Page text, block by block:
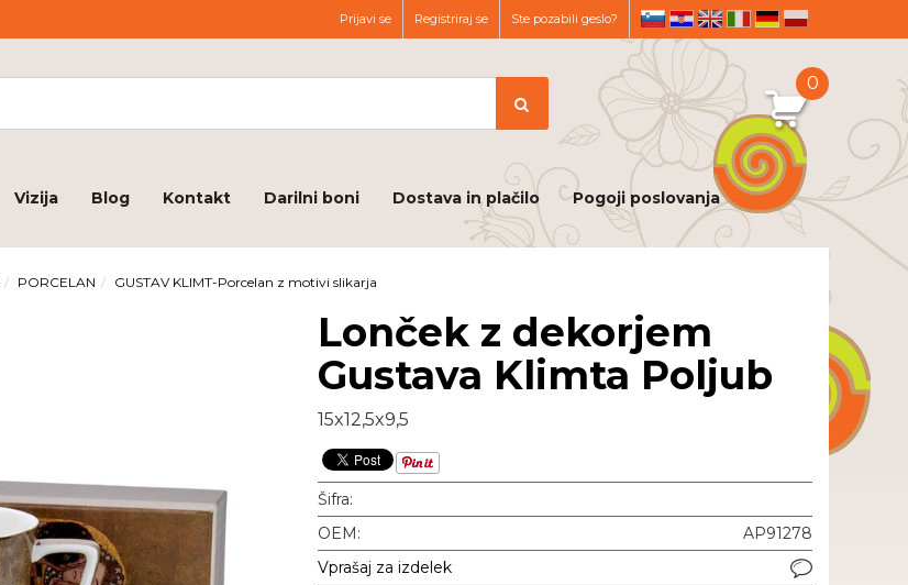
sl hr en de pl
Prijavi se Registriraj se Ste pozabili geslo?
0
Vizija Blog Kontakt Darilni boni Dostava in plačilo Pogoji poslovanja
PORCELAN GUSTAV KLIMT-Porcelan z motivi slikarja
Lonček z dekorjem
Gustava Klimta Poljub
15x12,5x9,5
Šifra:
OEM:
AP91278
Vprašaj za izdelek